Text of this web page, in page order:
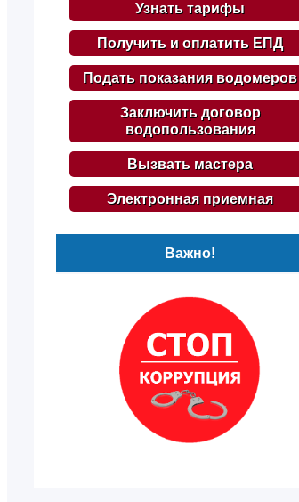
Узнать тарифы
Получить и оплатить ЕПД
Подать показания водомеров
Заключить договор
водопользования
Вызвать мастера
Электронная приемная
Важно!